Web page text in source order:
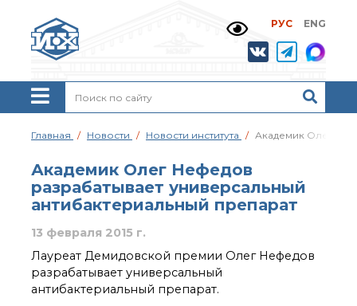
РУС ENG
Жизнь и выдающиеся
моменты научной
деятельности
Н. Д. Зелинского
История ИОХ РАН
Администрация
Научные школы
Подразделения
института
РАН
Диссертационные
советы
Совет молодых ученых
Главная Новости Новости института Академик Олег
Академик Олег Нефедов
разрабатывает универсальный
антибактериальный препарат
13 февраля 2015 г.
Лауреат Демидовской премии Олег Нефедов
разрабатывает универсальный
антибактериальный препарат.